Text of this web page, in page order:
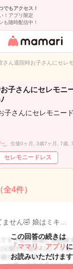
でもアクセス！
！アプリ限定
も随時配信中！
女性専用匿名QA
イト
さん退院時お子さんにセレ
子さんにセレモニ
子さんにセレモニー
生後0ヶ月, 3歳7ヶ月, 7歳,
セレモニードレス
（全4件）
ません🤣 娘はミキ…
この回答の続きは
「ママリ」アプリ
お読みいただけます